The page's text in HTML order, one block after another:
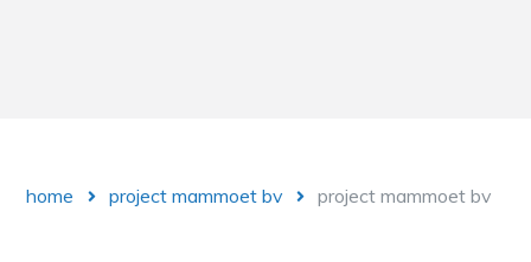
home project mammoet bv project mammoet bv